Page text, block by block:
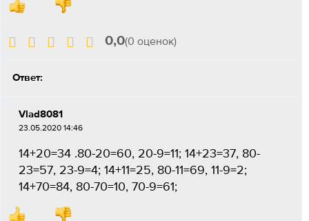
0,0(0 оценок)
Ответ:
Vlad8081
23.05.2020 14:46
14+20=34 .80-20=60, 20-9=11; 14+23=37, 80-
23=57, 23-9=4; 14+11=25, 80-11=69, 11-9=2;
14+70=84, 80-70=10, 70-9=61;